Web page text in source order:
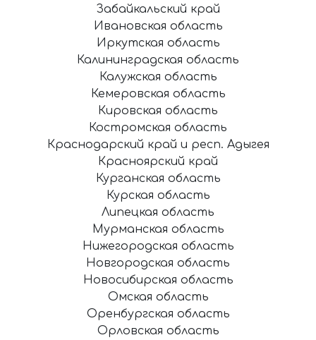
Забайкальский край
Ивановская область
Иркутская область
Калининградская область
Калужская область
Кемеровская область
Кировская область
Костромская область
Краснодарский край и респ. Адыгея
Красноярский край
Курганская область
Курская область
Липецкая область
Мурманская область
Нижегородская область
Новгородская область
Новосибирская область
Омская область
Оренбургская область
Орловская область